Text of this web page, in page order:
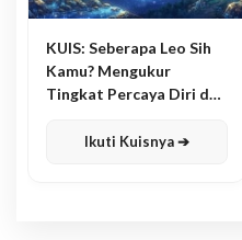
KUIS: Seberapa Leo Sih
Kamu? Mengukur
Tingkat Percaya Diri dan
Ikuti Kuisnya ➔